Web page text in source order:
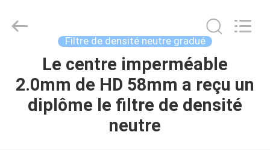
MAISON
PRODUITS
Technology
Filtre de densité neutre gradué
Le centre imperméable
2.0mm de HD 58mm a reçu un
diplôme le filtre de densité
neutre